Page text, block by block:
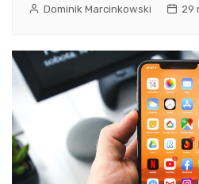
Dominik Marcinkowski 29